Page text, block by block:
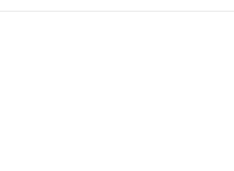
せて頂きます。但
ては、応じておりま
個人情報の取り扱い
が下記までご連絡頂